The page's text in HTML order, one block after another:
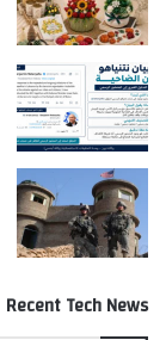
Recent Tech News